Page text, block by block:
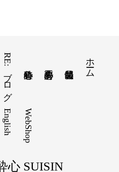
ホーム
RE:ブログ
WebShop
English
心 SUISIN